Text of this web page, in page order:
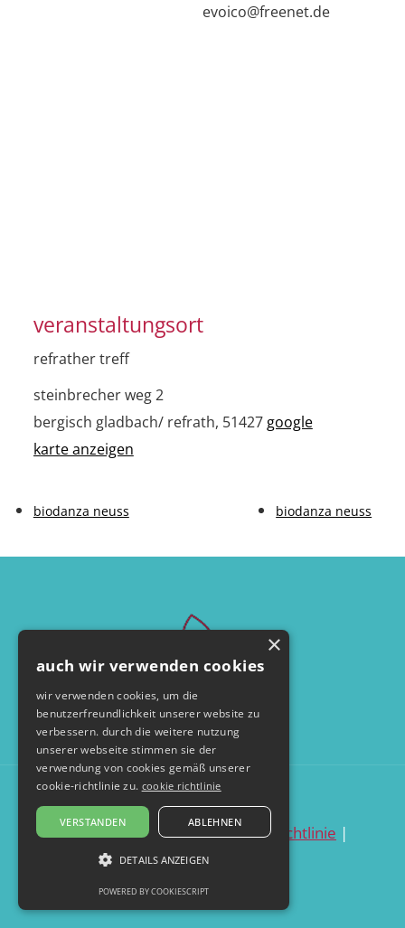
evoico@freenet.de
veranstaltungsort
refrather treff
steinbrecher weg 2
bergisch gladbach/ refrath, 51427 google
karte anzeigen
biodanza neuss biodanza neuss
© by seelentanzerei.de
datenschutzerklärung|cookie richtlinie |
impressum
×
auch wir verwenden cookies
wir verwenden cookies, um die
benutzerfreundlichkeit unserer website zu
verbessern. durch die weitere nutzung
unserer webseite stimmen sie der
verwendung von cookies gemäß unserer
cookie-richtlinie zu. cookie richtlinie
VERSTANDEN ABLEHNEN
DETAILS ANZEIGEN
UNBEDINGT ERFORDERLICH
POWERED BY COOKIESCRIPT